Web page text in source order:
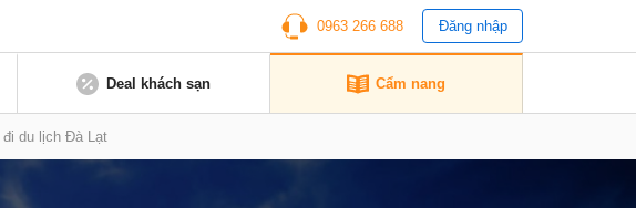
0963 266 688 Đăng nhập
Deal khách sạn Cẩm nang
đi du lịch Đà Lạt